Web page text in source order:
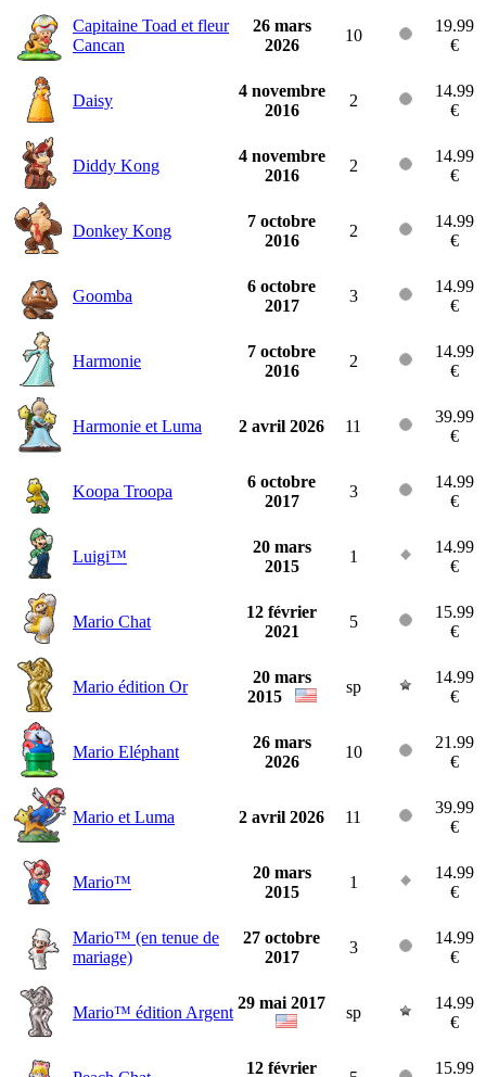
Capitaine Toad et fleur
Cancan
26 mars
2026
10
19.99
€
Daisy
4 novembre
2016
2
14.99
€
Diddy Kong
4 novembre
2016
2
14.99
€
Donkey Kong
7 octobre
2016
2
14.99
€
Goomba
6 octobre
2017
3
14.99
€
Harmonie
7 octobre
2016
2
14.99
€
Harmonie et Luma 2 avril 2026 11
39.99
€
Koopa Troopa
6 octobre
2017
3
14.99
€
Luigi™
20 mars
2015
1
14.99
€
Mario Chat
12 février
2021
5
15.99
€
Mario édition Or
20 mars
2015
sp
14.99
€
Mario Eléphant
26 mars
2026
10
21.99
€
Mario et Luma 2 avril 2026 11
39.99
€
Mario™
20 mars
2015
1
14.99
€
Mario™ (en tenue de
mariage)
27 octobre
2017
3
14.99
€
Mario™ édition Argent
29 mai 2017
sp
14.99
€
12 février
15.99